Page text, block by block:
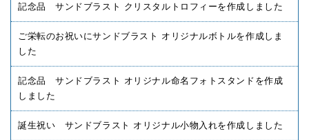
記念品 サンドブラスト クリスタルトロフィーを作成しました
ご栄転のお祝いにサンドブラスト オリジナルボトルを作成しま
した
記念品 サンドブラスト オリジナル命名フォトスタンドを作成
しました
誕生祝い サンドブラスト オリジナル小物入れを作成しました